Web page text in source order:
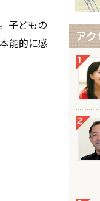
子どもの
能的に感